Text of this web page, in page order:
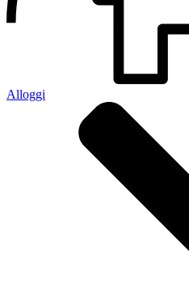
Alloggi